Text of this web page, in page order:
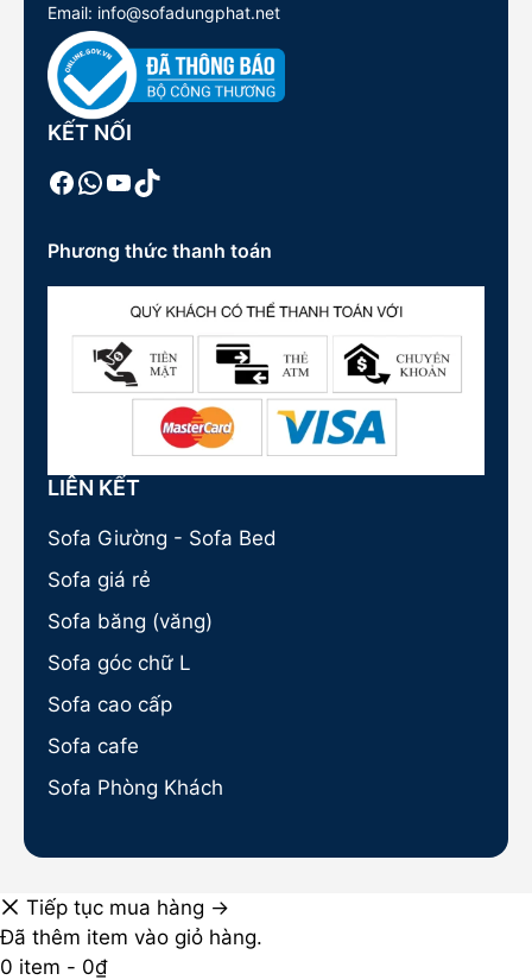
Email: info@sofadungphat.net
KẾT NỐI
Facebook
WhatsApp
Youtube
TikTok
Phương thức thanh toán
LIÊN KẾT
Sofa Giường - Sofa Bed
Sofa giá rẻ
Sofa băng (văng)
Sofa góc chữ L
Sofa cao cấp
Sofa cafe
Sofa Phòng Khách
Tiếp tục mua hàng →
Đã thêm item vào giỏ hàng.
0 item - 0₫